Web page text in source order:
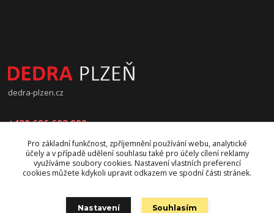
dedra-plzen.cz
+420 606 602 090
jana.beranova@atlas.cz
Pro základní funkčnost, zpříjemnění používání webu, analytické
účely a v případě udělení souhlasu také pro účely cílení reklamy
využíváme soubory cookies. Nastavení vlastních preferencí
cookies můžete kdykoli upravit odkazem ve spodní části stránek.
Nastavení Souhlasím